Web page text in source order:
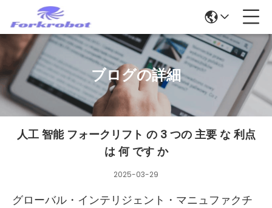
ブログの詳細
人工 智能 フォークリフト の 3 つの 主要 な 利点
は 何 です か
2025-03-29
グローバル・インテリジェント・マニュファクチ